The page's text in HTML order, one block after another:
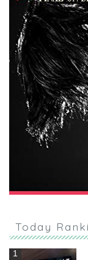
Today